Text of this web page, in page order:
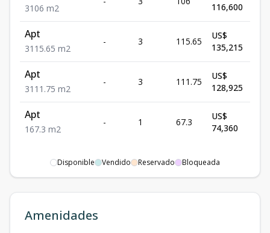
3106 m2
116,600
Apt
3115.65 m2
- 3 115.65
US$
135,215
Apt
3111.75 m2
- 3 111.75
US$
128,925
Apt
1 67.3 m2
- 1 67.3
US$
74,360
Disponible Vendido Reservado Bloqueada
Amenidades